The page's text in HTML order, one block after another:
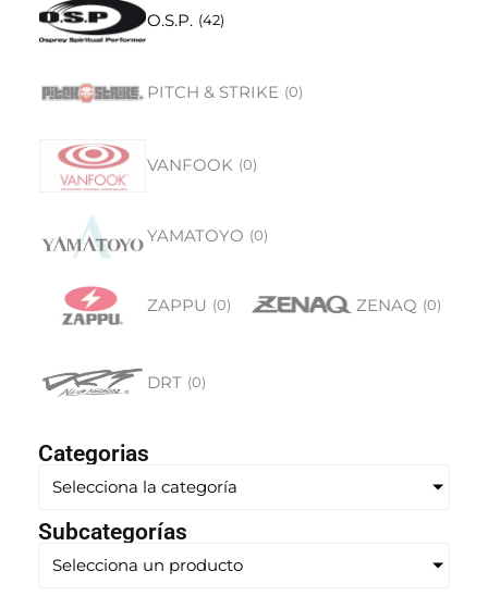
O.S.P. (42)
PITCH & STRIKE (0)
VANFOOK (0)
YAMATOYO (0)
ZAPPU (0) ZENAQ (0)
DRT (0)
Categorias
Selecciona la categoría
Subcategorías
Selecciona un producto